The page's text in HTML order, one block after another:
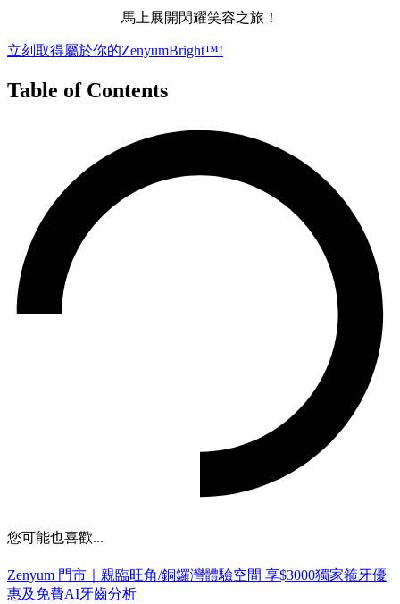
馬上展開閃耀笑容之旅！
立刻取得屬於你的ZenyumBright™!
Table of Contents
您可能也喜歡...
Zenyum 門市｜親臨旺角/銅鑼灣體驗空間 享$3000獨家箍牙優
惠及免費AI牙齒分析